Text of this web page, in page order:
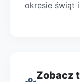
okresie świąt
Zobacz